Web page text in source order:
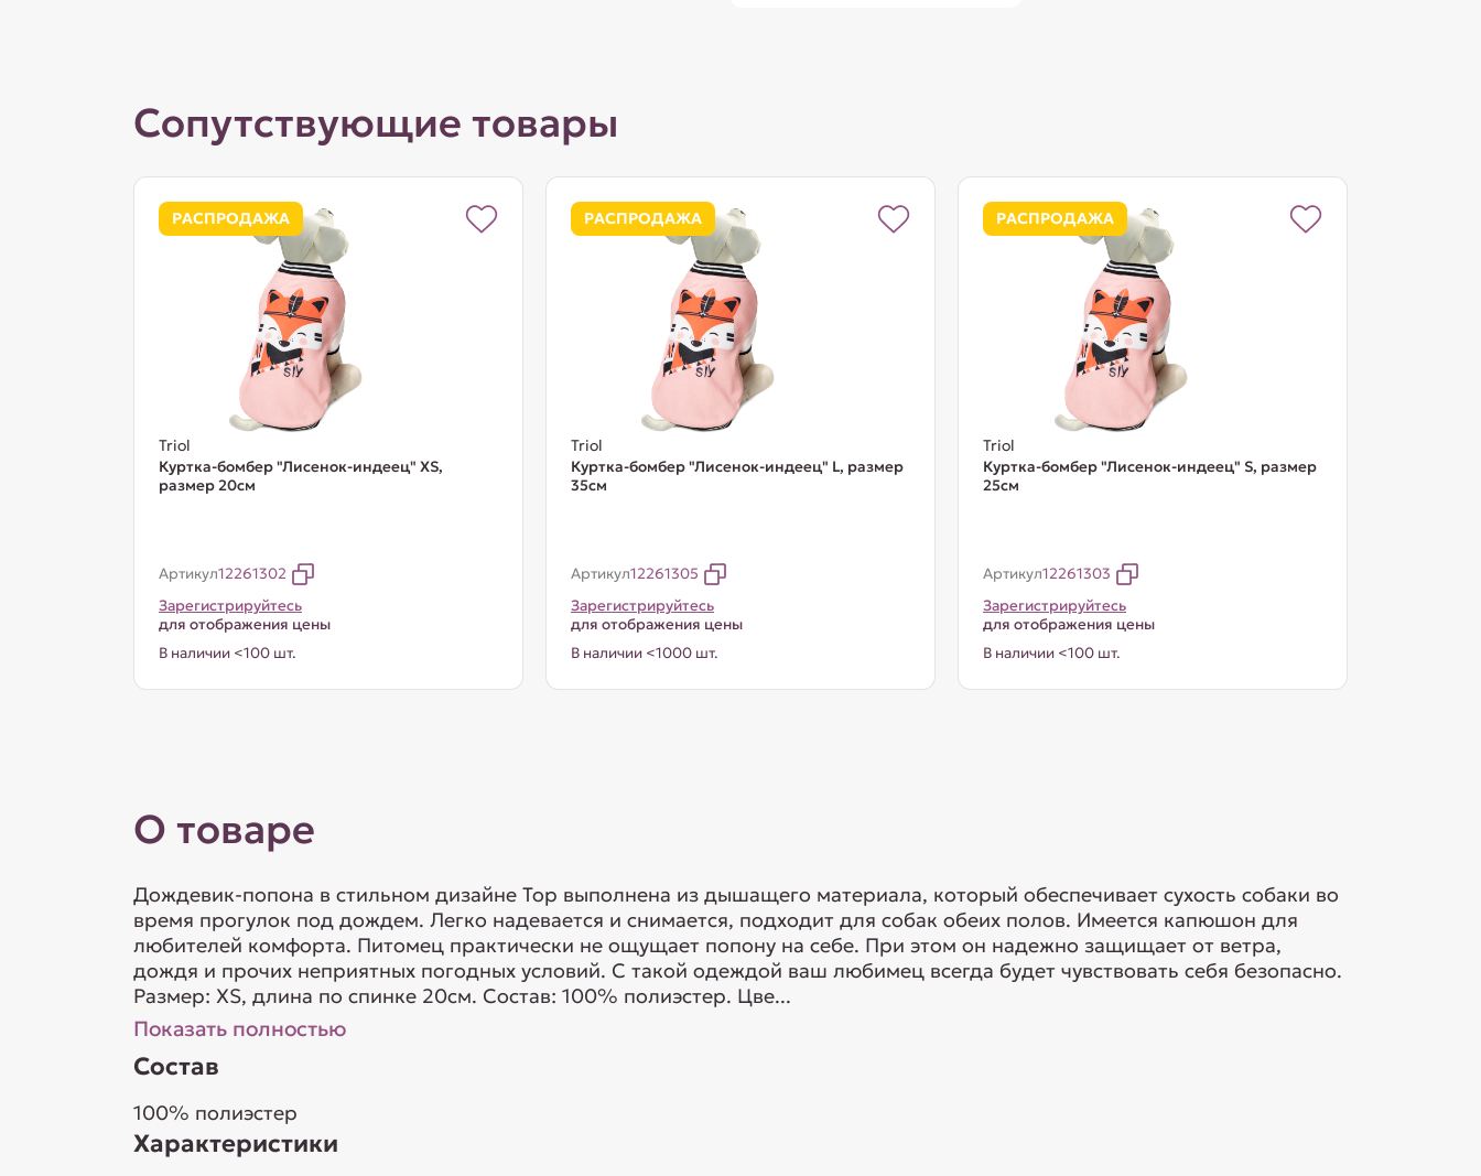
Сопутствующие товары
РАСПРОДАЖА
Triol
Куртка-бомбер "Лисенок-индеец" XS,
размер 20см
Артикул12261302
Зарегистрируйтесь
для отображения цены
В наличии <100 шт.
РАСПРОДАЖА
Triol
Куртка-бомбер "Лисенок-индеец" L, размер
35см
Артикул12261305
Зарегистрируйтесь
для отображения цены
В наличии <1000 шт.
РАСПРОДАЖА
Triol
Куртка-бомбер "Лисенок-индеец" S, размер
25см
Артикул12261303
Зарегистрируйтесь
для отображения цены
В наличии <100 шт.
О товаре
Дождевик-попона в стильном дизайне Тор выполнена из дышащего материала, который обеспечивает сухость собаки во
время прогулок под дождем. Легко надевается и снимается, подходит для собак обеих полов. Имеется капюшон для
любителей комфорта. Питомец практически не ощущает попону на себе. При этом он надежно защищает от ветра,
дождя и прочих неприятных погодных условий. С такой одеждой ваш любимец всегда будет чувствовать себя безопасно.
Размер: XS, длина по спинке 20см. Состав: 100% полиэстер. Цве...
Показать полностью
Состав
100% полиэстер
Характеристики